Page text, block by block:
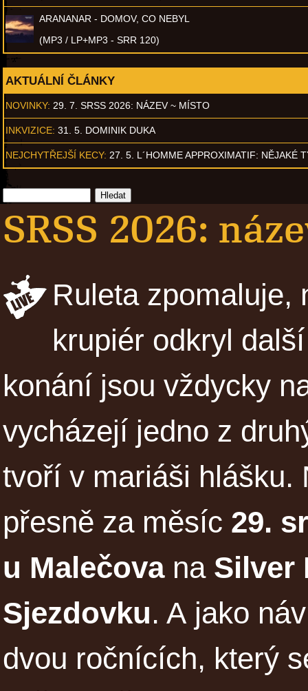
ARANANAR - DOMOV, CO NEBYL
(MP3 / LP+MP3 - SRR 120)
AKTUÁLNÍ ČLÁNKY
NOVINKY: 29. 7. SRSS 2026: NÁZEV ~ MÍSTO
INKVIZICE: 31. 5. DOMINIK DUKA
NEJCHYTŘEJŠÍ KECY: 27. 5. L´HOMME APPROXIMATIF: NĚJAKÉ
SRSS 2026:
Ruleta zpomaluje,
krupiér odkryl
konání jsou vždycky
vycházejí jedno z
tvoří v mariáši hlášku.
přesně za měsíc 29.
u Malečovana Silver
Sjezdovku. A jako
dvou ročnících, který